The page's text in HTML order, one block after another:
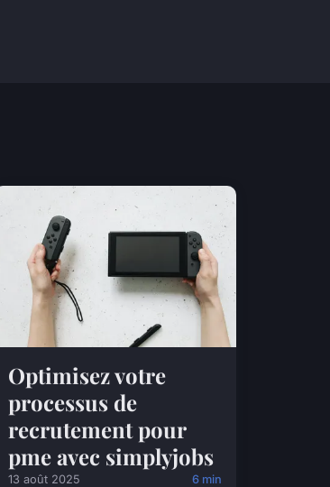
Optimisez votre
processus de
recrutement pour
pme avec simplyjobs
13 août 2025 6 min